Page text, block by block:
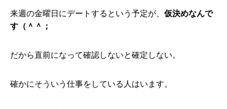
来週の金曜日にデートするという予定が、 仮決めなんで
す（＾＾；
だから直前になって確認しないと確定しない。
確かにそういう仕事をしている人はいます。